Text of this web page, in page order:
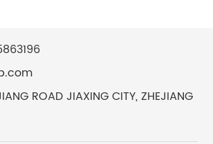
ROAD JIAXING CITY, ZHEJIANG